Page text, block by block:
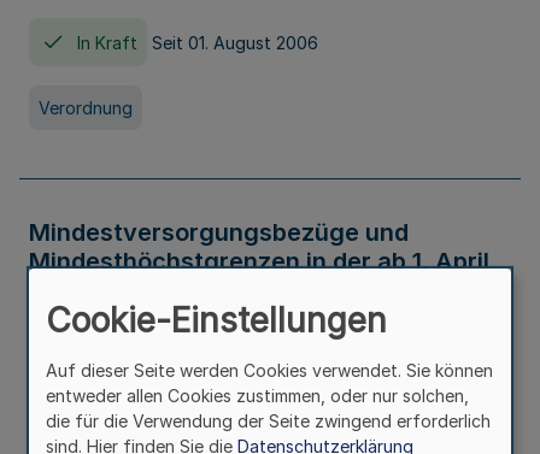
In Kraft Seit 01. August 2006
Verordnung
Mindestversorgungsbezüge und
Mindesthöchstgrenzen in der ab 1. April
Verwaltungsvorschrift
Cookie-Einstellungen
Auf dieser Seite werden Cookies verwendet. Sie können
entweder allen Cookies zustimmen, oder nur solchen,
die für die Verwendung der Seite zwingend erforderlich
sind. Hier finden Sie die Datenschutzerklärung